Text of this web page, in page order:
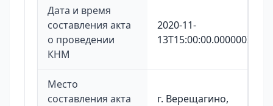
Дата и время
составления акта
о проведении
КНМ
2020-11-
13T15:00:00.000000Z
Место
составления акта
г. Верещагино,